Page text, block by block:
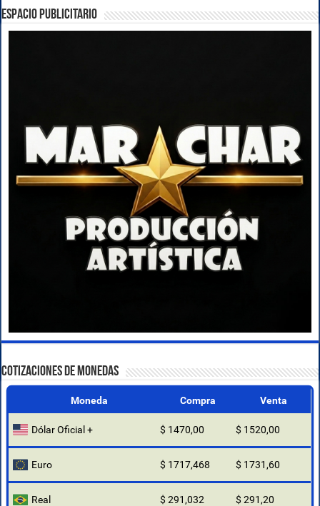
ESPACIO PUBLICITARIO
COTIZACIONES DE MONEDAS
Moneda Compra Venta
Dólar Oficial + $ 1470,00 $ 1520,00
Euro $ 1717,468 $ 1731,60
Real $ 291,032 $ 291,20